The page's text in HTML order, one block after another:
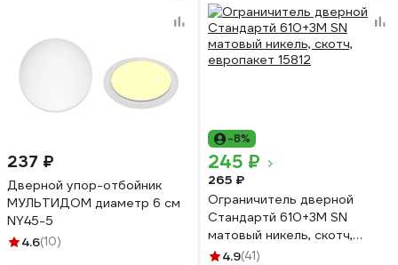
237 ₽
Дверной упор-отбойник
МУЛЬТИДОМ диаметр 6 см
NY45-5
4.6(10)
-8%
245 ₽
265 ₽
Ограничитель дверной
Стандартй 610+3М SN
матовый никель, скотч,
европакет 15812
4.9(41)